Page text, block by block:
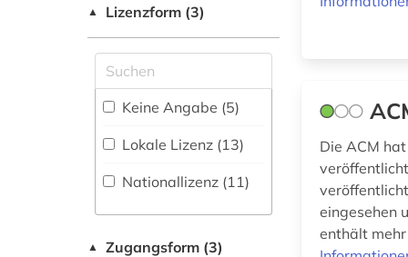
(42)
Niederlandistik.
Skandinavistik (21)
Geschichte (24)
Geschichte der
Pädagogik und des
Bildungswesens (1)
Gesundheitswissenschaften
astrophysik (2)
audiovisuelle
medien (1)
(1)
automation (1)
bauingenieurwesen
Sammlung Nicht-
Textueller-Materialien
(7
Volltextdatenbank
(156)
Wörterbuch,
▲ Lizenzform (3)
Keine Angabe (5)
Lokale Lizenz (13)
Nationallizenz (11)
▲ Zugangsform (3)
Die ACM
eingesehen
enthält